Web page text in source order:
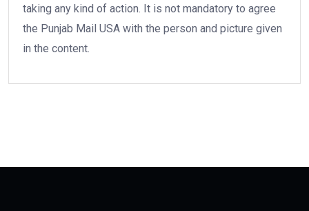
taking any kind of action. It is not mandatory to agree
the Punjab Mail USA with the person and picture given
in the content.